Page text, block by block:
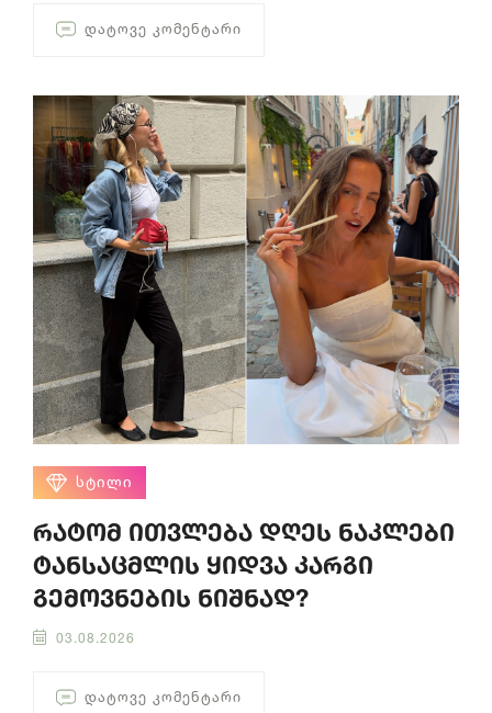
ᲓᲐᲢᲝᲕᲔ ᲙᲝᲛᲔᲜᲢᲐᲠᲘ
ᲡᲢᲘᲚᲘ
რატომ ითვლება დღეს ნაკლები
ტანსაცმლის ყიდვა კარგი
გემოვნების ნიშნად?
03.08.2026
ᲓᲐᲢᲝᲕᲔ ᲙᲝᲛᲔᲜᲢᲐᲠᲘ